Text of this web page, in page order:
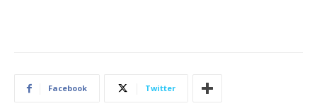
Facebook Twitter